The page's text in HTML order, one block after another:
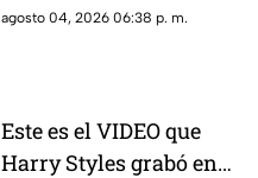
esto las muestras de cariño no
agosto 04, 2026 06:38 p. m.
Este es el VIDEO que
Harry Styles grabó en